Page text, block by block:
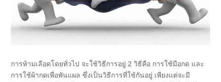
การห้ามเลือดโดยทั่วไป จะใช้วิธีการอยู่ 2 วิธีคือ การใช้มือกด และ
การใช้ผ้ากดเพื่อพันแผล ซึ่งเป็นวิธีการที่ใช้กันอยู่ เพียงแต่จะมี